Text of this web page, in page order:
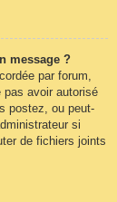
message ?
par forum,
pas avoir autorisé
postez, ou peut-
si
de fichiers joints